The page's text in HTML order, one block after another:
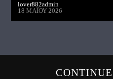
lover882admin
18 ΜΑΪ́ΟΥ 2026